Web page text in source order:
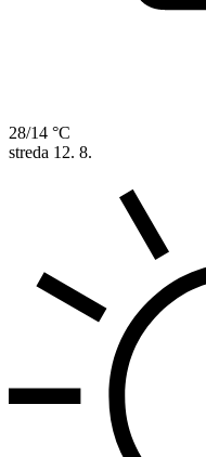
28/14 °C
streda 12. 8.